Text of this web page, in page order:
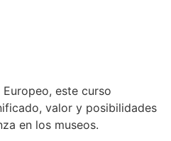
este curso
valor y posibilidades
en los museos.